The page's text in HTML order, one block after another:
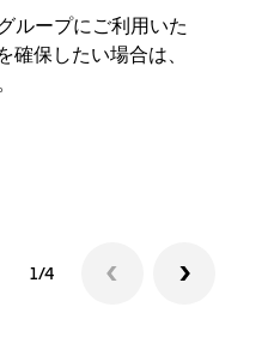
ループにご利用いた
確保したい場合は、
1/4